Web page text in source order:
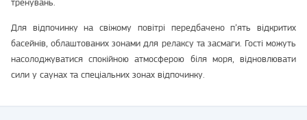
тренувань.
Для відпочинку на свіжому повітрі передбачено п’ять відкритих
басейнів, облаштованих зонами для релаксу та засмаги. Гості можуть
насолоджуватися спокійною атмосферою біля моря, відновлювати
сили у саунах та спеціальних зонах відпочинку.